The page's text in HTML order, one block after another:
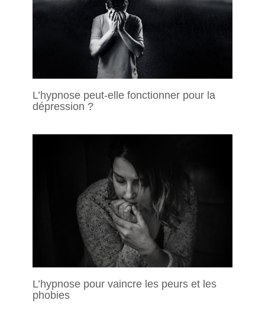
L’hypnose peut-elle fonctionner pour la
dépression ?
L’hypnose pour vaincre les peurs et les
phobies